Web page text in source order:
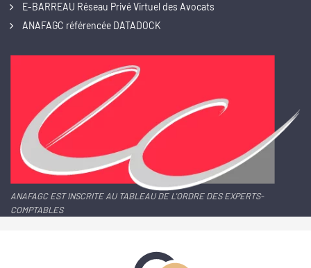
E-BARREAU Réseau Privé Virtuel des Avocats
ANAFAGC référencée DATADOCK
ANAFAGC EST INSCRITE AU TABLEAU DE L'ORDRE DES EXPERTS-
COMPTABLES